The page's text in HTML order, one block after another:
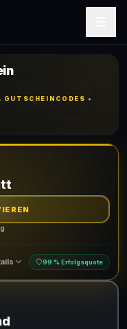
•
99 % Erfolgsquote